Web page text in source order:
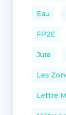
Eau
FP2E
Jura
Les
Lettre